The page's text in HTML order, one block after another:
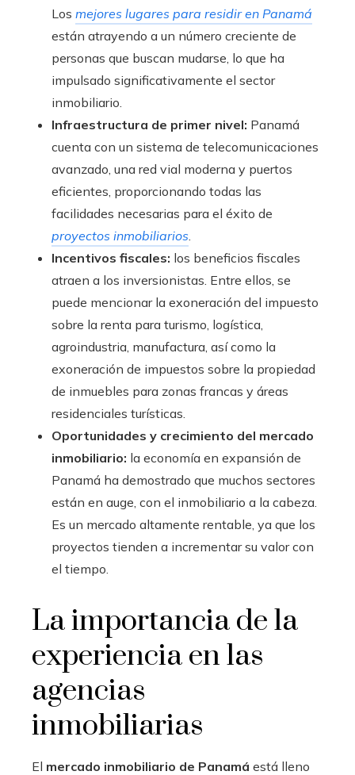
Los mejores lugares para residir en Panamá
están atrayendo a un número creciente de
personas que buscan mudarse, lo que ha
impulsado significativamente el sector
inmobiliario.
Infraestructura de primer nivel: Panamá
cuenta con un sistema de telecomunicaciones
avanzado, una red vial moderna y puertos
eficientes, proporcionando todas las
facilidades necesarias para el éxito de
proyectos inmobiliarios
Incentivos fiscales: los beneficios fiscales
atraen a los inversionistas. Entre ellos, se
puede mencionar la exoneración del impuesto
sobre la renta para turismo, logística,
agroindustria, manufactura, así como la
exoneración de impuestos sobre la propiedad
de inmuebles para zonas francas y áreas
residenciales turísticas.
Oportunidades y crecimiento del mercado
inmobiliario: la economía en expansión de
Panamá ha demostrado que muchos sectores
están en auge, con el inmobiliario a la cabeza.
Es un mercado altamente rentable, ya que los
proyectos tienden a incrementar su valor con
el tiempo.
La importancia de la
experiencia en las
agencias
inmobiliarias
El mercado inmobiliario de Panamá está lleno